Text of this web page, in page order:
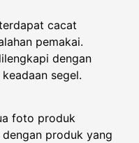
cacat
pemakai.
dengan
segel.
foto produk
dengan produk yang